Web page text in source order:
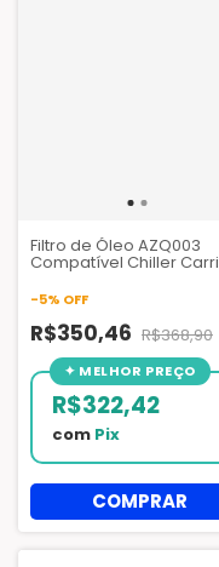
Filtro de Óleo AZQ003
Compatível Chiller
KH11NG070
-5% OFF
R$350,46 R$368,90
R$322,42
com Pix